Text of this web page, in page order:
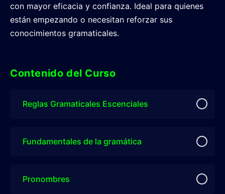
con mayor eficacia y confianza. Ideal para quienes
están empezando o necesitan reforzar sus
conocimientos gramaticales.
Contenido del Curso
Reglas Gramaticales Escenciales
Fundamentales de la gramática
Pronombres